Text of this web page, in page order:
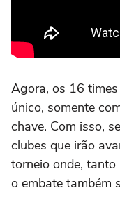
Agora, os 16
único, somente
chave. Com isso,
clubes que irão
torneio onde,
o embate também